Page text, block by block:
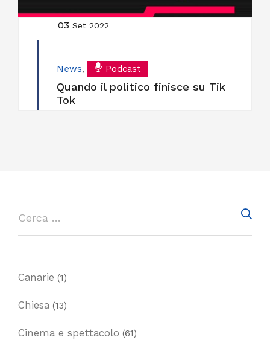
03 Set 2022
News, Podcast
Quando il politico finisce su Tik
Tok
Canarie (1)
Chiesa (13)
Cinema e spettacolo (61)